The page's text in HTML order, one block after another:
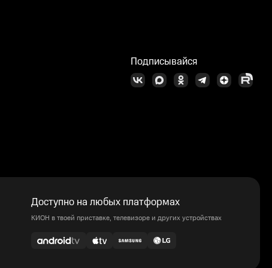
Подписывайся
Доступно на любых платформах
КИОН в твоей приставке, телевизоре и других устройствах